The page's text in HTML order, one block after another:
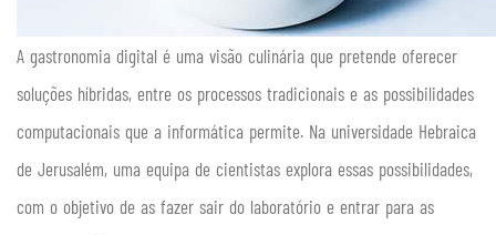
A gastronomia digital é uma visão culinária que pretende oferecer
soluções híbridas, entre os processos tradicionais e as possibilidades
computacionais que a informática permite. Na universidade Hebraica
de Jerusalém, uma equipa de cientistas explora essas possibilidades,
com o objetivo de as fazer sair do laboratório e entrar para as